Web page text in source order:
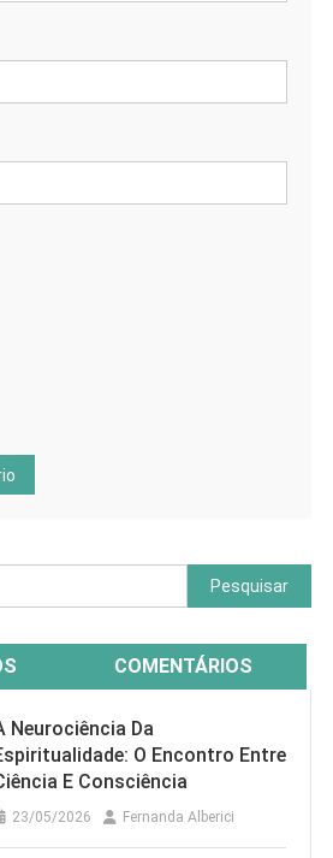
Pesquisar
por:
COMENTÁRIOS
Neurociência Da
O Encontro Entre
E Consciência
23/05/2026 Fernanda Alberici